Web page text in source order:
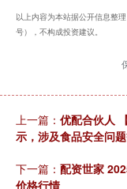
以上内容为本站据公开信息整
号），不构成投资建议。
上一篇： 优配合伙人
示，涉及食品安全问
下一篇： 配资世家
价格行情